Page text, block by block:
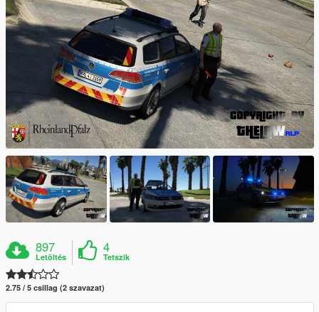
897
Letöltés
4
Tetszik
2.75 / 5 csillag (2 szavazat)